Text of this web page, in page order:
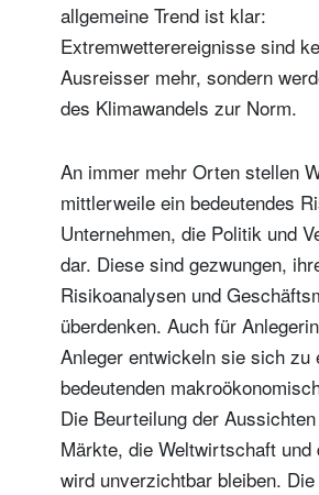
allgemeine Trend ist klar:
Extremwetterereignisse sind
Ausreisser mehr, sondern
des Klimawandels zur Norm.
An immer mehr Orten stellen
mittlerweile ein bedeutendes
Unternehmen, die Politik und
dar. Diese sind gezwungen,
Risikoanalysen und
überdenken. Auch für
Anleger entwickeln sie sich zu
bedeutenden
Die Beurteilung der
Märkte, die Weltwirtschaft und
wird unverzichtbar bleiben.